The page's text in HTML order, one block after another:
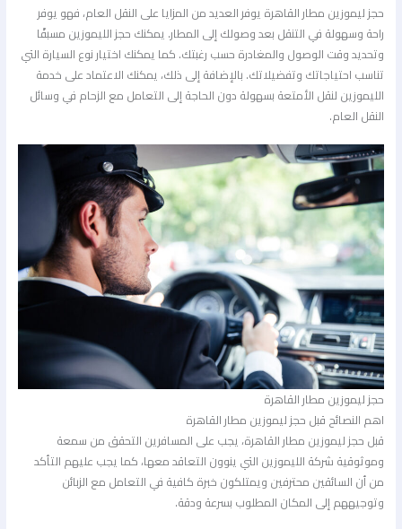
حجز ليموزين مطار القاهرة يوفر العديد من المزايا على النقل العام، فهو يوفر
راحة وسهولة في التنقل بعد وصولك إلى المطار. يمكنك حجز الليموزين مسبقًا
وتحديد وقت الوصول والمغادرة حسب رغبتك. كما يمكنك اختيار نوع السيارة التي
تناسب احتياجاتك وتفضيلاتك. بالإضافة إلى ذلك، يمكنك الاعتماد على خدمة
الليموزين لنقل الأمتعة بسهولة دون الحاجة إلى التعامل مع الزحام في وسائل
النقل العام.
حجز ليموزين مطار القاهرة
اهم النصائح قبل حجز ليموزين مطار القاهرة
قبل حجز ليموزين مطار القاهرة، يجب على المسافرين التحقق من سمعة
وموثوقية شركة الليموزين التي ينوون التعاقد معها، كما يجب عليهم التأكد
من أن السائقين محترفين ويمتلكون خبرة كافية في التعامل مع الزبائن
وتوجيههم إلى المكان المطلوب بسرعة ودقة.